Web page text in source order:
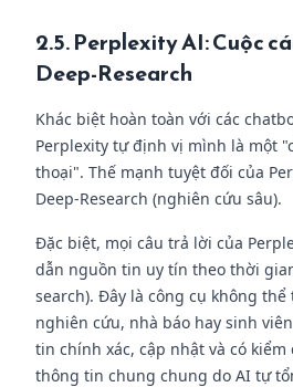
2.5. Perplexity AI: Cuộc
Deep-Research
Khác biệt hoàn toàn với các
Perplexity tự định vị mình là một
thoại". Thế mạnh tuyệt đối của
Deep-Research (nghiên cứu sâu).
Đặc biệt, mọi câu trả lời của
dẫn nguồn tin uy tín theo thời
search). Đây là công cụ không thể
nghiên cứu, nhà báo hay sinh
tin chính xác, cập nhật và có kiểm
thông tin chung chung do AI tự